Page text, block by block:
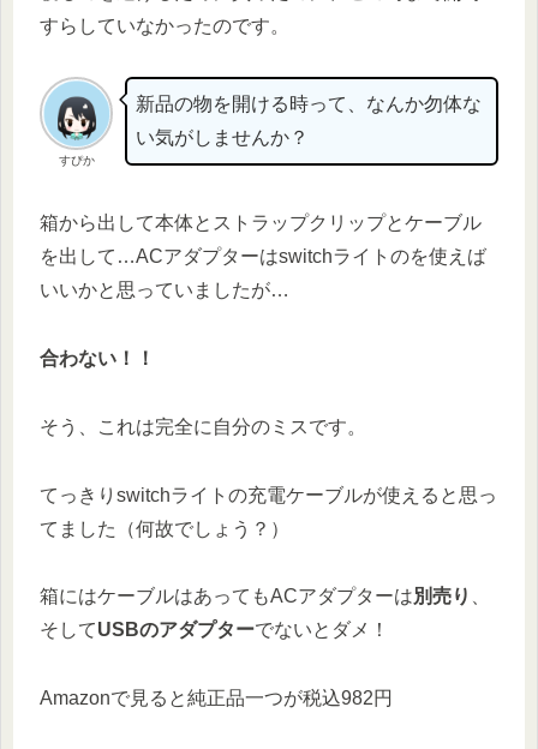
すらしていなかったのです。
すぴか
新品の物を開ける時って、なんか勿体な
い気がしませんか？
箱から出して本体とストラップクリップとケーブル
を出して…ACアダプターはswitchライトのを使えば
いいかと思っていましたが…
合わない！！
そう、これは完全に自分のミスです。
てっきりswitchライトの充電ケーブルが使えると思っ
てました（何故でしょう？）
箱にはケーブルはあってもACアダプターは別売り 、
そしてUSBのアダプターでないとダメ！
Amazonで見ると純正品一つが税込982円